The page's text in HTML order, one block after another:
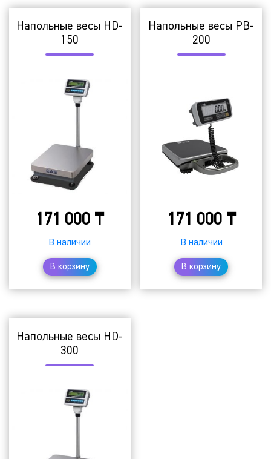
Напольные весы HD-
150
171 000 ₸
В наличии
В корзину
Напольные весы PB-
200
171 000 ₸
В наличии
В корзину
Напольные весы HD-
300